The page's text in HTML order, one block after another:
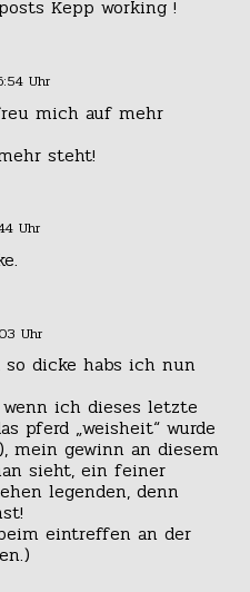
Kepp working !
Uhr
mich auf mehr
steht!
Uhr
Uhr
dicke habs ich nun
ich dieses letzte
pferd „weisheit“ wurde
mein gewinn an diesem
sieht, ein feiner
legenden, denn
eintreffen an der